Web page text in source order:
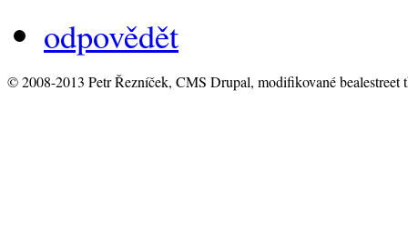
odpovědět
© 2008-2013 Petr Řezníček, CMS Drupal, modifikované bealestreet